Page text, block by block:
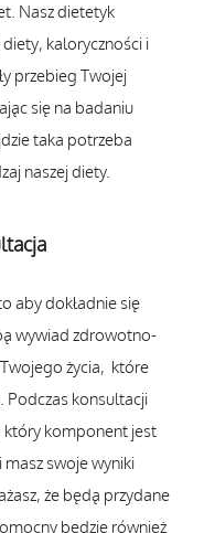
Nasz dietetyk
kaloryczności i
przebieg Twojej
się na badaniu
taka potrzeba
naszej diety.
aby dokładnie się
wywiad zdrowotno-
życia, które
Podczas konsultacji
który komponent jest
masz swoje wyniki
że będą przydane
będzie również